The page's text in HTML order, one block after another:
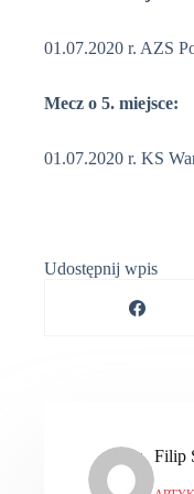
01.07.2020 r. AZS
Mecz o 5. miejsce:
01.07.2020 r. KS
Udostępnij wpis
Filip